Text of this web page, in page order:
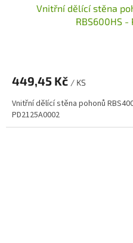
Vnitřní dělící stěna
RBS600HS -
449,45 Kč / KS
Vnitřní dělící stěna pohonů
PD2125A0002